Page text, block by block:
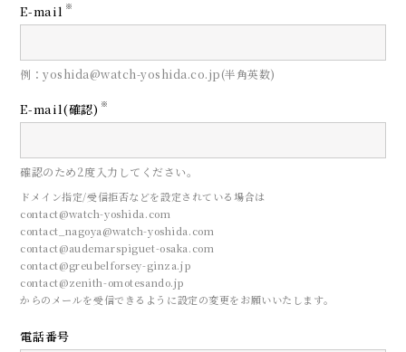
E-mail ※
例：yoshida@watch-yoshida.co.jp(半角英数)
E-mail(確認) ※
確認のため2度入力してください。
ドメイン指定/受信拒否などを設定されている場合は
contact@watch-yoshida.com
contact_nagoya@watch-yoshida.com
contact@audemarspiguet-osaka.com
contact@greubelforsey-ginza.jp
contact@zenith-omotesando.jp
からのメールを受信できるように設定の変更をお願いいたします。
電話番号